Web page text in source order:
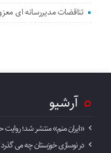
تناقضات مدیررسانه ای
آرشیو
«ایران منم» منتشر شد؛
در نوسازی خوزستان چه می گذرد